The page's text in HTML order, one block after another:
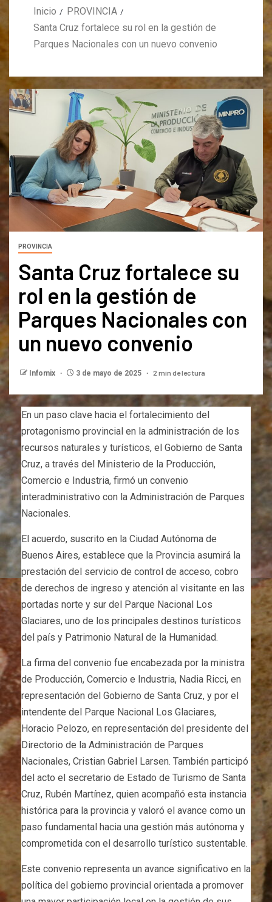
Inicio
PROVINCIA
Santa Cruz fortalece su rol en la gestión de
Parques Nacionales con un nuevo convenio
PROVINCIA
Santa Cruz fortalece su
rol en la gestión de
Parques Nacionales con
un nuevo convenio
Infomix 3 de mayo de 2025 2 min de lectura
En un paso clave hacia el fortalecimiento del
protagonismo provincial en la administración de los
recursos naturales y turísticos, el Gobierno de Santa
Cruz, a través del Ministerio de la Producción,
Comercio e Industria, firmó un convenio
interadministrativo con la Administración de Parques
Nacionales.
El acuerdo, suscrito en la Ciudad Autónoma de
Buenos Aires, establece que la Provincia asumirá la
prestación del servicio de control de acceso, cobro
de derechos de ingreso y atención al visitante en las
portadas norte y sur del Parque Nacional Los
Glaciares, uno de los principales destinos turísticos
del país y Patrimonio Natural de la Humanidad.
La firma del convenio fue encabezada por la ministra
de Producción, Comercio e Industria, Nadia Ricci, en
representación del Gobierno de Santa Cruz, y por el
intendente del Parque Nacional Los Glaciares,
Horacio Pelozo, en representación del presidente del
Directorio de la Administración de Parques
Nacionales, Cristian Gabriel Larsen. También participó
del acto el secretario de Estado de Turismo de Santa
Cruz, Rubén Martínez, quien acompañó esta instancia
histórica para la provincia y valoró el avance como un
paso fundamental hacia una gestión más autónoma y
comprometida con el desarrollo turístico sustentable.
Este convenio representa un avance significativo en la
política del gobierno provincial orientada a promover